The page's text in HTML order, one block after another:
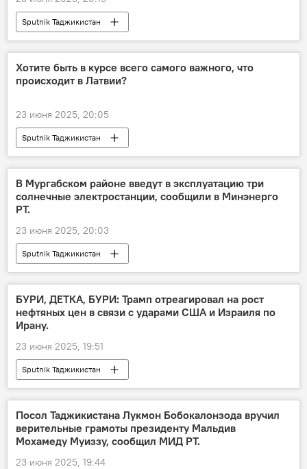
Sputnik Таджикистан
Хотите быть в курсе всего самого важного, что
происходит в Латвии?
23 июня 2025, 20:05
Sputnik Таджикистан
В Мургабском районе введут в эксплуатацию три
солнечные электростанции, сообщили в Минэнерго
РТ.
23 июня 2025, 20:03
Sputnik Таджикистан
БУРИ, ДЕТКА, БУРИ: Трамп отреагировал на рост
нефтяных цен в связи с ударами США и Израиля по
Ирану.
23 июня 2025, 19:51
Sputnik Таджикистан
Посол Таджикистана Лукмон Бобокалонзода вручил
верительные грамоты президенту Мальдив
Мохамеду Муиззу, сообщил МИД РТ.
23 июня 2025, 19:44